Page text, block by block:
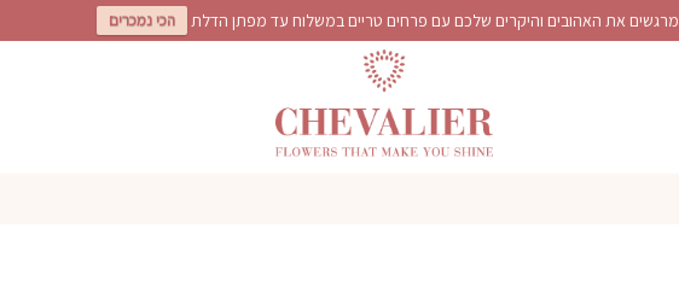
מרגשים את האהובים והיקרים שלכם עם פרחים טריים במשלוח עד מפתן הדלת הכי נמכרים